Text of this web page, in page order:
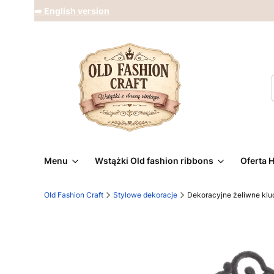
➡️ English version
Menu Wstążki Old fashion ribbons Oferta
Old Fashion Craft Stylowe dekoracje Dekoracyjne żeliwne